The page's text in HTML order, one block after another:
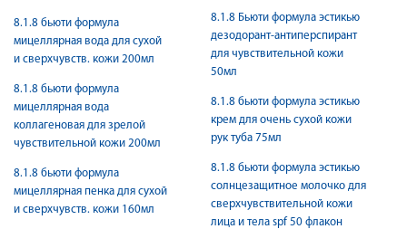
8.1.8 бьюти формула
мицеллярная вода для сухой
и сверхчувств. кожи 200мл
8.1.8 бьюти формула
мицеллярная вода
коллагеновая для зрелой
чувствительной кожи 200мл
8.1.8 бьюти формула
мицеллярная пенка для сухой
и сверхчувств. кожи 160мл
8.1.8 Бьюти формула эстикью
дезодорант-антиперспирант
для чувствительной кожи
50мл
8.1.8 бьюти формула эстикью
крем для очень сухой кожи
рук туба 75мл
8.1.8 бьюти формула эстикью
солнцезащитное молочко для
сверхчувствительной кожи
лица и тела spf 50 флакон